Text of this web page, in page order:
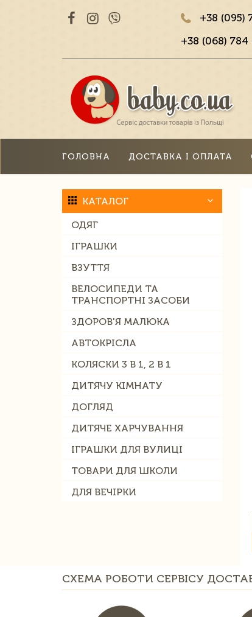
+38 (095)
+38 (068)
ГОЛОВНА ДОСТАВКА І ОПЛАТА
КАТАЛОГ
ОДЯГ
ІГРАШКИ
ВЗУТТЯ
ВЕЛОСИПЕДИ ТА
ТРАНСПОРТНІ ЗАСОБИ
ЗДОРОВ'Я МАЛЮКА
АВТОКРІСЛА
КОЛЯСКИ 3 В 1, 2 В 1
ДИТЯЧУ КІМНАТУ
ДОГЛЯД
ДИТЯЧЕ ХАРЧУВАННЯ
ІГРАШКИ ДЛЯ ВУЛИЦІ
ТОВАРИ ДЛЯ ШКОЛИ
ДЛЯ ВЕЧІРКИ
СХЕМА РОБОТИ СЕРВІСУ